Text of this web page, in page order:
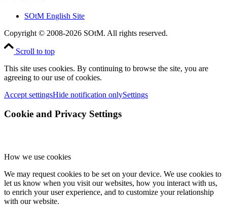
SOtM English Site
Copyright © 2008-2026 SOtM. All rights reserved.
Scroll to top
This site uses cookies. By continuing to browse the site, you are
agreeing to our use of cookies.
Accept settingsHide notification onlySettings
Cookie and Privacy Settings
How we use cookies
We may request cookies to be set on your device. We use cookies to
let us know when you visit our websites, how you interact with us,
to enrich your user experience, and to customize your relationship
with our website.